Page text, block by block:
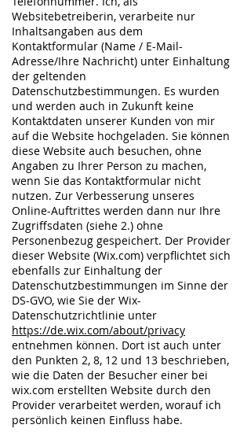
Websitebetreiberin, verarbeite nur
Inhaltsangaben aus dem
Kontaktformular (Name / E-Mail-
Adresse/Ihre Nachricht) unter Einhaltung
der geltenden
Datenschutzbestimmungen. Es wurden
und werden auch in Zukunft keine
Kontaktdaten unserer Kunden von mir
auf die Website hochgeladen. Sie können
diese Website auch besuchen, ohne
Angaben zu Ihrer Person zu machen,
wenn Sie das Kontaktformular nicht
nutzen. Zur Verbesserung unseres
Online-Auftrittes werden dann nur Ihre
Zugriffsdaten (siehe 2.) ohne
Personenbezug gespeichert. Der Provider
dieser Website (Wix.com) verpflichtet sich
ebenfalls zur Einhaltung der
Datenschutzbestimmungen im Sinne der
DS-GVO, wie Sie der Wix-
Datenschutzrichtlinie unter
https://de.wix.com/about/privacy
entnehmen können. Dort ist auch unter
den Punkten 2, 8, 12 und 13 beschrieben,
wie die Daten der Besucher einer bei
wix.com erstellten Website durch den
Provider verarbeitet werden, worauf ich
persönlich keinen Einfluss habe.